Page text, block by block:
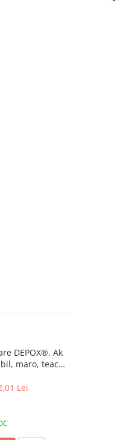
DEPOX®, Ak
maro, teaca
Lei